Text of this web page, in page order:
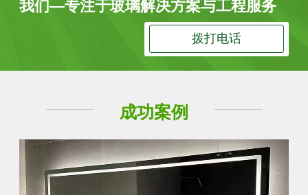
我们—专注于玻璃解决方案与工程服务
拨打电话
成功案例